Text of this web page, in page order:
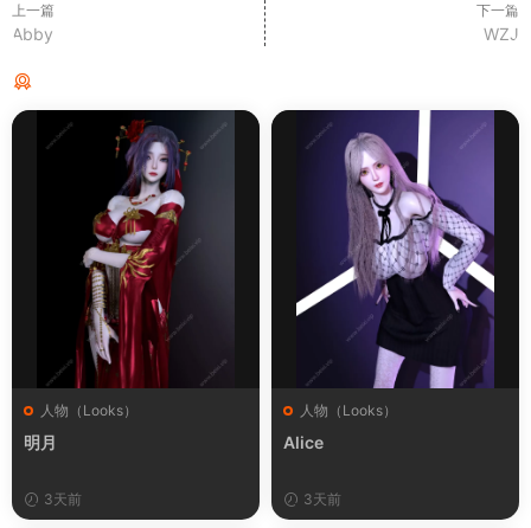
上一篇
Abby
下一篇
WZJ
人物（Looks）
明月
3天前
人物（Looks）
Alice
3天前